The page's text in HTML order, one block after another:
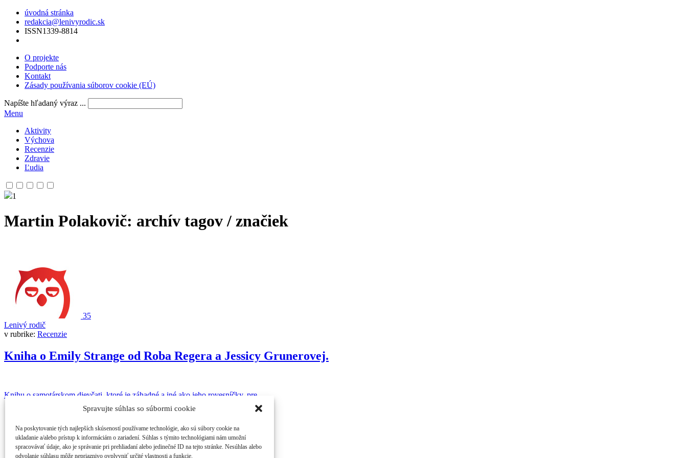
Spravujte súhlas so súbormi cookie
Na poskytovanie tých najlepších skúseností používame technológie, ako sú súbory cookie na
ukladanie a/alebo prístup k informáciám o zariadení. Súhlas s týmito technológiami nám umožní
spracovávať údaje, ako je správanie pri prehliadaní alebo jedinečné ID na tejto stránke. Nesúhlas alebo
odvolanie súhlasu môže nepriaznivo ovplyvniť určité vlastnosti a funkcie.
úvodná stránka
redakcia@lenivyrodic.sk
ISSN1339-8814
O projekte
Podporte nás
Kontakt
Zásady používania súborov cookie (EÚ)
Napíšte hľadaný výraz ...
Menu
Aktivity
Výchova
Recenzie
Zdravie
Ľudia
1
Martin Polakovič: archív tagov / značiek
35
Lenivý rodič
v rubrike: Recenzie
Kniha o Emily Strange od Roba Regera a Jessicy Grunerovej.
Knihu o samotárskom dievčati, ktoré je záhadné a iné ako jeho rovesníčky, pre ...